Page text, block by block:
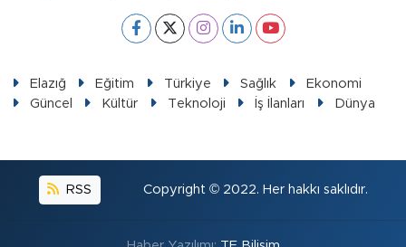
Elazığ Eğitim Türkiye Sağlık
Ekonomi
Güncel
Kültür Teknoloji İş İlanları Dünya
RSS Copyright © 2022. Her hakkı saklıdır.